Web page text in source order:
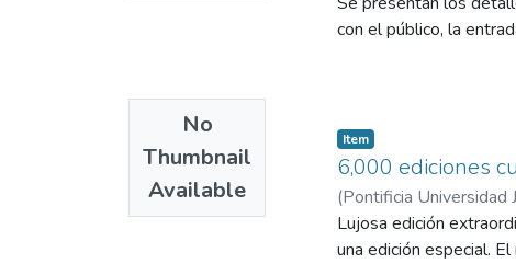
No
Thumbnail
Available
con el público, la
Item
6,000 ediciones
(Pontificia Universidad
Lujosa edición
una edición especial.